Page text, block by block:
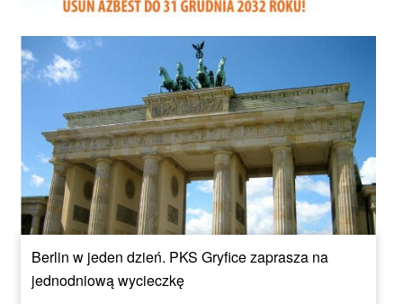
Berlin w jeden dzień. PKS Gryfice zaprasza na
jednodniową wycieczkę